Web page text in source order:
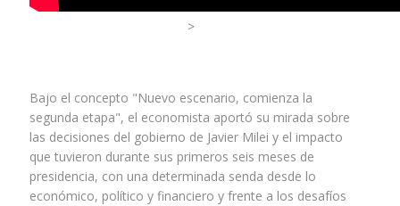
>
Bajo el concepto "Nuevo escenario, comienza la
segunda etapa", el economista aportó su mirada sobre
las decisiones del gobierno de Javier Milei y el impacto
que tuvieron durante sus primeros seis meses de
presidencia, con una determinada senda desde lo
económico, político y financiero y frente a los desafíos